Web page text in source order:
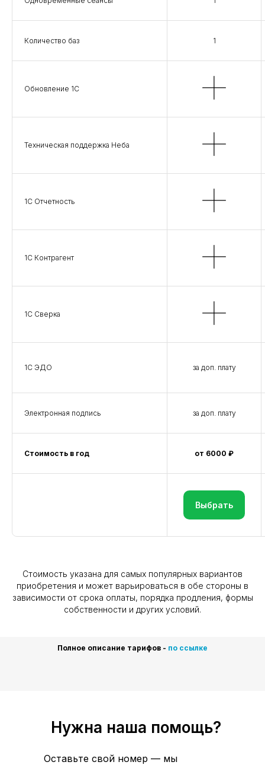
Количество баз 1
Обновление 1С
Техническая поддержка Неба
1С Отчетность
1С Контрагент
1С Сверка
1С ЭДО за доп. плату
Электронная подпись за доп. плату
Стоимость в год от 6000 ₽
Выбрать
Стоимость указана для самых популярных вариантов
приобретения и может варьироваться в обе стороны в
зависимости от срока оплаты, порядка продления, формы
собственности и других условий.
Полное описание тарифов - по ссылке
Нужна наша помощь?
Оставьте свой номер — мы